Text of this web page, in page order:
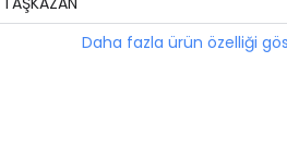
Daha fazla ürün özelliği